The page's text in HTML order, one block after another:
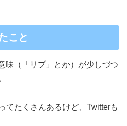
こと
味（「リプ」とか）が少しづつ
てたくさんあるけど、Twitterも